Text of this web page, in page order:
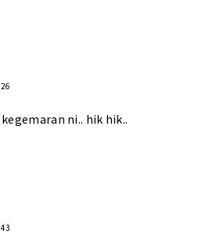
ni.. hik hik..